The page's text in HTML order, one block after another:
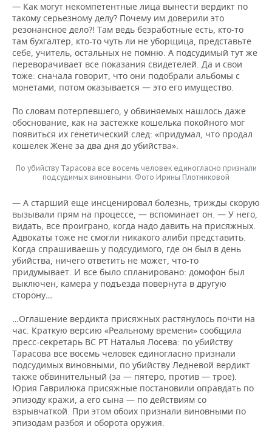
— Как могут некомпетентные лица вынести вердикт по
такому серьезному делу? Почему им доверили это
резонансное дело?! Там ведь безработные есть, кто-то
там бухгалтер, кто-то чуть ли не уборщица, представьте
себе, учитель, остальных не помню. А подсудимый тут же
переворачивает все показания свидетелей. Да и свои
тоже: сначала говорит, что они подобрали альбомы с
монетами, потом оказывается — это его имущество.
По словам потерпевшего, у обвиняемых нашлось даже
обоснование, как на застежке кошелька покойного мог
появиться их генетический след: «придумал, что продал
кошелек Жене за два дня до убийства».
По убийству Тарасова все восемь человек единогласно признали
подсудимых виновными. Фото Ирины Плотниковой
— А старший еще инсценировал болезнь, трижды скорую
вызывали прям на процессе, — вспоминает он. — У него,
видать, все проиграно, когда надо давить на присяжных.
Адвокаты тоже не смогли никакого алиби представить.
Когда спрашиваешь у подсудимого, где он был в день
убийства, ничего ответить не может, что-то
придумывает. И все было спланировано: домофон был
выключен, камера у подъезда повернута в другую
сторону…
…Оглашение вердикта присяжных растянулось почти на
час. Краткую версию «Реальному времени» сообщила
пресс-секретарь ВС РТ Наталья Лосева: по убийству
Тарасова все восемь человек единогласно признали
подсудимых виновными, по убийству Ледневой вердикт
также обвинительный (за — пятеро, против — трое).
Юрия Гаврилюка присяжные постановили оправдать по
эпизоду кражи, а его сына — по действиям со
взрывчаткой. При этом обоих признали виновными по
эпизодам разбоя и оборота оружия.